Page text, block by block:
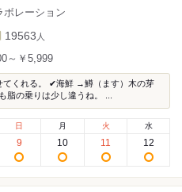
ボレーション
19563 人
～￥5,999
てくれる。 ✔︎海鮮 →鱒（ます）木の芽
脂の乗りは少し違うね。 ...
日
9
月
10
火
11
水
12